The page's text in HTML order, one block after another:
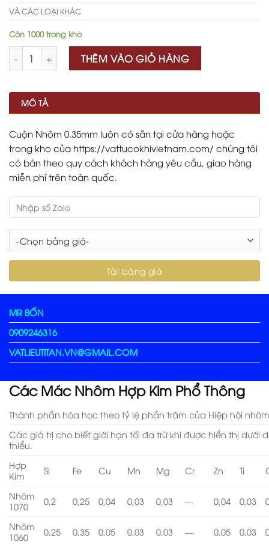
VÀ CÁC LOẠI KHÁC
Còn 1000 trong kho
THÊM VÀO GIỎ HÀNG
MÔ TẢ
Cuộn Nhôm 0.35mm luôn có sẵn tại cửa hàng hoặc
trong kho của https://vattucokhivietnam.com/ chúng tôi
có bán theo quy cách khách hàng yêu cầu, giao hàng
miễn phí trên toàn quốc.
MR BỐN
0909246316
VATLIEUTITAN.VN@GMAIL.COM
Các Mác Nhôm Hợp Kim Phổ Thông
Thành phần hóa học theo tỷ lệ phần trăm của Hiệp hội
Các giá trị cho biết giới hạn tối đa trừ khi được hiển thị dưới
thiểu.
Hợp
Kim
Si Fe Cu Mn Mg Cr Zn Ti
Nhôm
1070
0,2 0,25 0,04 0,03 0,03 — 0,04 0,03
Nhôm
1060
0,25 0,35 0,05 0,03 0,03 — 0,05 0,03